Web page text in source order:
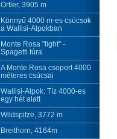
Ortler, 3905 m
Könnyű 4000 m-es csúcsok
a Wallisi-Alpokban
Monte Rosa "light" -
Spagetti túra
A Monte Rosa csoport 4000
méteres csúcsai
Wallisi-Alpok: Tíz 4000-es
egy hét alatt
Wildspitze, 3772 m
Breithorn, 4164m